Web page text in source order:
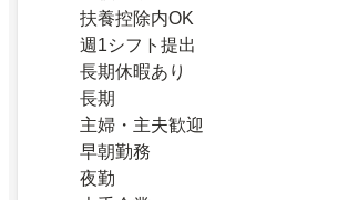
扶養控除内OK
週1シフト提出
長期休暇あり
長期
主婦・主夫歓迎
早朝勤務
夜勤